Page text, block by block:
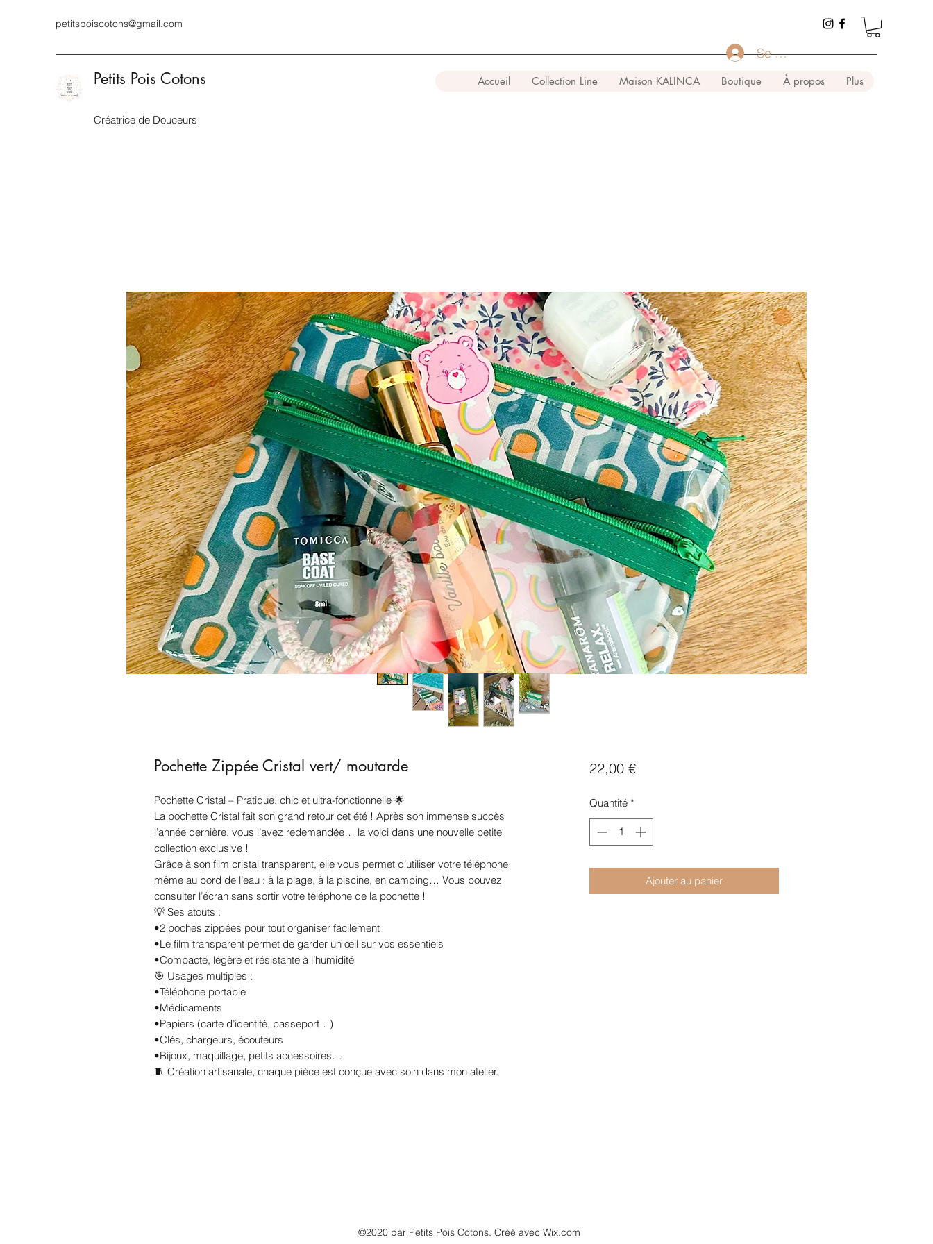
petitspoiscotons@gmail.com
Petits Pois Cotons
Créatrice de Douceurs
Accueil Collection Line Maison KALINCA Boutique À propos Plus
Se connecter
Pochette Zippée Cristal vert/ moutarde
Pochette Cristal – Pratique, chic et ultra-fonctionnelle 🌟
La pochette Cristal fait son grand retour cet été ! Après son immense succès
l’année dernière, vous l’avez redemandée… la voici dans une nouvelle petite
collection exclusive !
Grâce à son film cristal transparent, elle vous permet d’utiliser votre téléphone
même au bord de l’eau : à la plage, à la piscine, en camping… Vous pouvez
consulter l’écran sans sortir votre téléphone de la pochette !
💡 Ses atouts :
•2 poches zippées pour tout organiser facilement
•Le film transparent permet de garder un œil sur vos essentiels
•Compacte, légère et résistante à l’humidité
🎯 Usages multiples :
•Téléphone portable
•Médicaments
•Papiers (carte d’identité, passeport…)
•Clés, chargeurs, écouteurs
•Bijoux, maquillage, petits accessoires…
🧵 Création artisanale, chaque pièce est conçue avec soin dans mon atelier.
22,00 €Prix
Quantité *
Ajouter au panier
©2020 par Petits Pois Cotons. Créé avec Wix.com